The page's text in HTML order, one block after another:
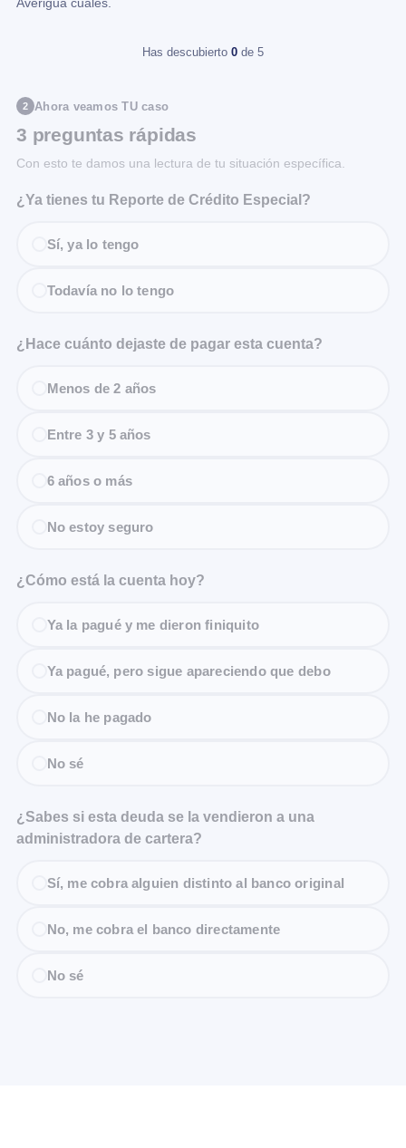
Has descubierto 0 de 5
2 Ahora veamos TU caso
3 preguntas rápidas
Con esto te damos una lectura de tu situación específica.
¿Ya tienes tu Reporte de Crédito Especial?
Sí, ya lo tengo
Todavía no lo tengo
¿Hace cuánto dejaste de pagar esta cuenta?
Menos de 2 años
Entre 3 y 5 años
6 años o más
No estoy seguro
¿Cómo está la cuenta hoy?
Ya la pagué y me dieron finiquito
Ya pagué, pero sigue apareciendo que debo
No la he pagado
No sé
¿Sabes si esta deuda se la vendieron a una
administradora de cartera?
Sí, me cobra alguien distinto al banco original
No, me cobra el banco directamente
No sé